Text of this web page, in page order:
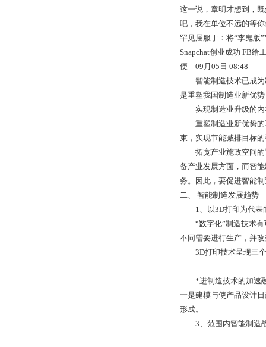
这一说，章明才想到，
吧，我在单位不远的等
罕见屈服于：将“李鬼版
Snapchat创业成功 FB给
便 09月05日 08:48
智能制造技术已成为
是重塑我国制造业新优
实现制造业升级的内
重塑制造业新优势的
束，实现节能减排目标
拓宽产业施政空间的
备产业发展方面，而智
务。因此，要促进智能
二、 智能制造发展趋势
1、以3D打印为代表
“数字化”制造技术有
不同需要进行生产，并
3D打印技术呈现三个
*进制造技术的加速融
一是建模与使产品设计
形成。
3、范围内智能制造